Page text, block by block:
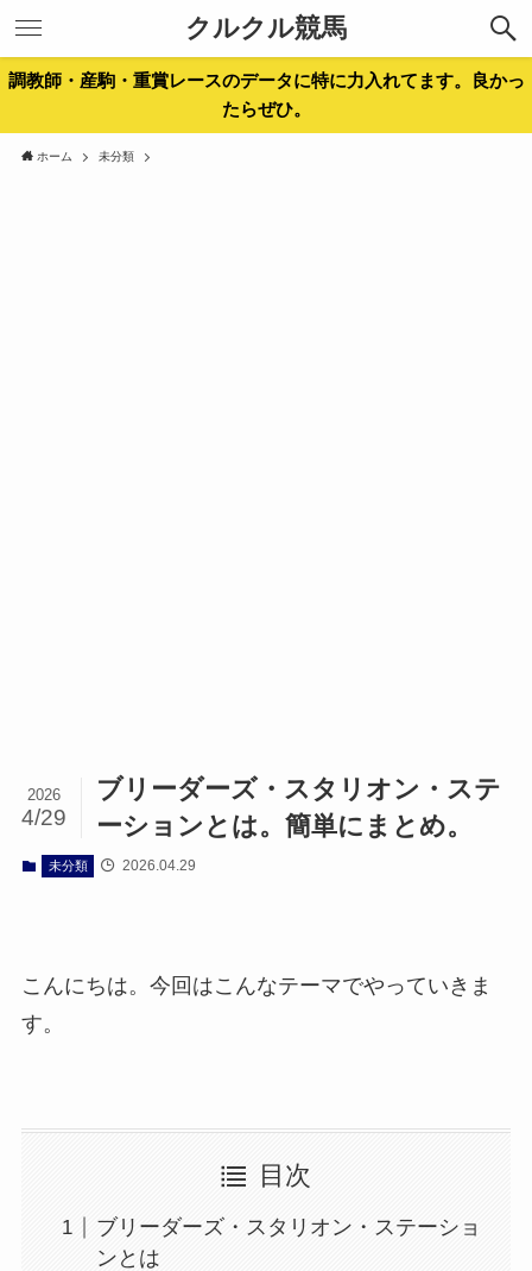
クルクル競馬
調教師・産駒・重賞レースのデータに特に力入れてます。良かっ
たらぜひ。
ホーム 未分類
ブリーダーズ・スタリオン・ステ
ーションとは。簡単にまとめ。
2026
4/29
未分類 2026.04.29
こんにちは。今回はこんなテーマでやっていきま
す。
目次
ブリーダーズ・スタリオン・ステーショ
ンとは